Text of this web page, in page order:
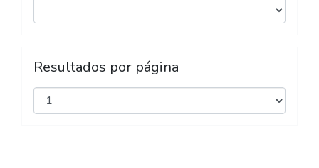
Resultados por página